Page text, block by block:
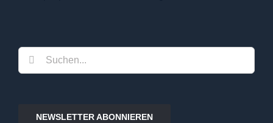
Suche
nach:
NEWSLETTER ABONNIEREN